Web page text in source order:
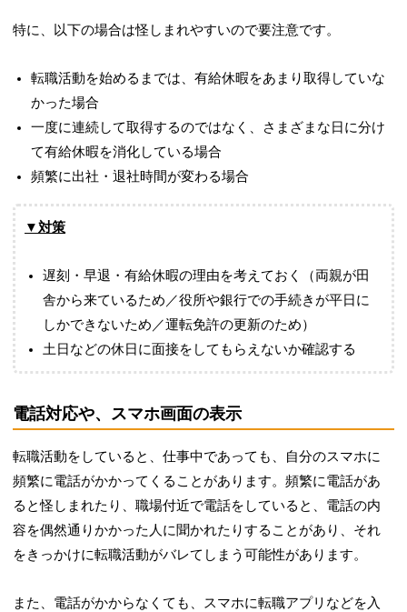
特に、以下の場合は怪しまれやすいので要注意です。
転職活動を始めるまでは、有給休暇をあまり取得していな
かった場合
一度に連続して取得するのではなく、さまざまな日に分け
て有給休暇を消化している場合
頻繁に出社・退社時間が変わる場合
▼対策
遅刻・早退・有給休暇の理由を考えておく（両親が田
舎から来ているため／役所や銀行での手続きが平日に
しかできないため／運転免許の更新のため）
土日などの休日に面接をしてもらえないか確認する
電話対応や、スマホ画面の表示
転職活動をしていると、仕事中であっても、自分のスマホに
頻繁に電話がかかってくることがあります。頻繁に電話があ
ると怪しまれたり、職場付近で電話をしていると、電話の内
容を偶然通りかかった人に聞かれたりすることがあり、それ
をきっかけに転職活動がバレてしまう可能性があります。
また、電話がかからなくても、スマホに転職アプリなどを入